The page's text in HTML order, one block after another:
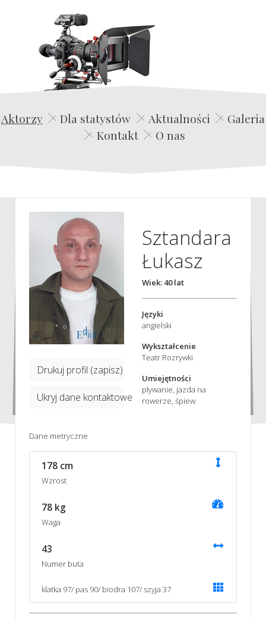
Edwin Film Agencja Aktorska
Aktorzy Dla statystów Aktualności
Galeria
Kontakt
O nas
Drukuj profil (zapisz)
Ukryj dane kontaktowe
Sztandara
Łukasz
Wiek: 40 lat
Języki
angielski
Wykształcenie
Teatr Rozrywki
Umiejętności
pływanie, jazda na
rowerze, śpiew
Dane metryczne
178 cm
Wzrost
78 kg
Waga
43
Numer buta
klatka 97/ pas 90/ biodra 107/ szyja 37